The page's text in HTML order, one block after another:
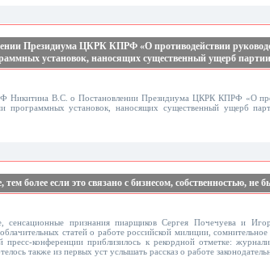
Президиума ЦКРК КПРФ «О противодействии
установок, наносящих существенный ущерб
В.С. о Постановлении Президиума ЦКРК КПРФ «О
установок, наносящих существенный ущерб
более если это связано с бизнесом, собственностью, не
признания пиарщиков Сергея Почечуева и
статей о работе российской милиции,
пресс-конференции приблизилось к рекордной отметке:
также из первых уст услышать рассказ о работе